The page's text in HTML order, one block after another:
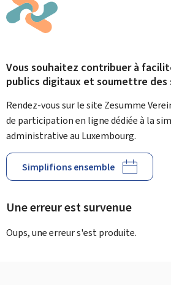
Vous souhaitez contribuer à
publics digitaux et soumettre des
Rendez-vous sur le site Zesumme
de participation en ligne dédiée à la
administrative au Luxembourg.
Simplifions ensemble
Une erreur est survenue
Oups, une erreur s'est produite.